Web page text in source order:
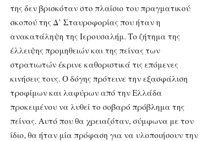
της δεν βρισκόταν στο πλαίσιο του πραγματικού
σκοπού της Δ’ Σταυροφορίας που ήταν η
ανακατάληψη της Ιερουσαλήμ. Το ζήτημα της
έλλειψης προμηθειών και της πείνας των
στρατιωτών έκρινε καθοριστικά τις επόμενες
κινήσεις τους. Ο δόγης πρότεινε την εξασφάλιση
τροφίμων και λαφύρων από την Ελλάδα
προκειμένου να λυθεί το σοβαρό πρόβλημα της
πείνας. Αυτό που θα χρειαζόταν, σύμφωνα με τον
ίδιο, θα ήταν μία πρόφαση για να υλοποιήσουν την